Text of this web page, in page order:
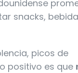
snacks,
picos de
positivo es que